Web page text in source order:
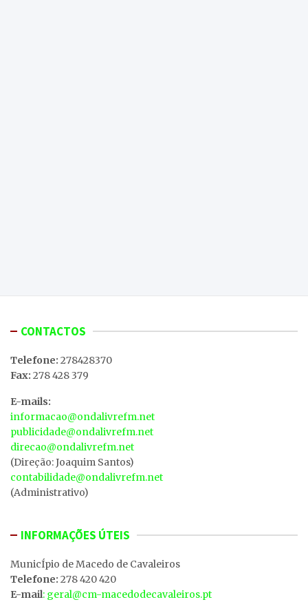
CONTACTOS
Telefone: 278428370
Fax: 278 428 379
E-mails:
informacao@ondalivrefm.net
publicidade@ondalivrefm.net
direcao@ondalivrefm.net
(Direção: Joaquim Santos)
contabilidade@ondalivrefm.net
(Administrativo)
INFORMAÇÕES ÚTEIS
MunicÍpio de Macedo de Cavaleiros
Telefone: 278 420 420
E-mail: geral@cm-macedodecavaleiros.pt